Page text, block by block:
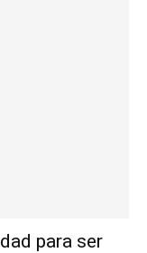
para ser